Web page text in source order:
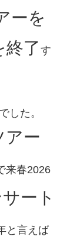
ーを
終了 す
した。
アー
来春2026
ート
と言えば